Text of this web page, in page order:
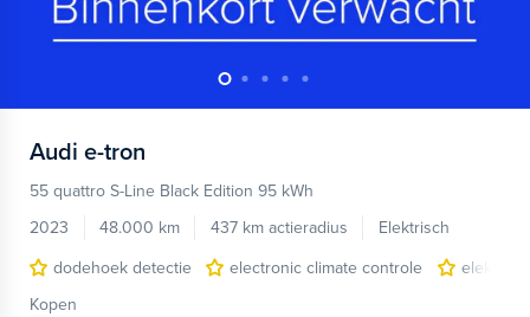
Audi e-tron
55 quattro S-Line Black Edition 95 kWh
2023
48.000 km 437 km actieradius
Elektrisch
dodehoek detectie
electronic climate controle
Kopen